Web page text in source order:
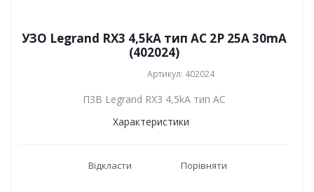
УЗО Legrand RX3 4,5kA тип АC 2P 25А 30mA
(402024)
Артикул: 402024
ПЗВ Legrand RX3 4,5kA тип АC
Характеристики
Відкласти Порівняти